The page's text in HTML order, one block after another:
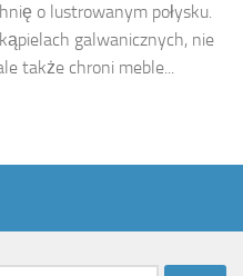
o lustrowanym połysku.
galwanicznych, nie
także chroni meble...